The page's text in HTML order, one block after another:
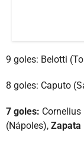
9 goles: Belotti
8 goles: Caputo
7 goles:
(Nápoles), Zapata